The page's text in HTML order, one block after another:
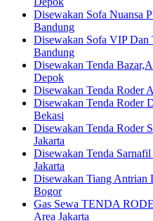
Disewakan Sofa Nuansa
Bandung
Disewakan Sofa VIP Dan
Bandung
Disewakan Tenda
Depok
Disewakan Tenda Roder
Disewakan Tenda Roder
Bekasi
Disewakan Tenda Roder
Jakarta
Disewakan Tenda
Jakarta
Disewakan Tiang Antrian
Bogor
Gas Sewa TENDA
Area Jakarta